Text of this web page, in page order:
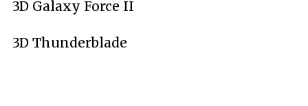
3D Galaxy Force II
3D Thunderblade